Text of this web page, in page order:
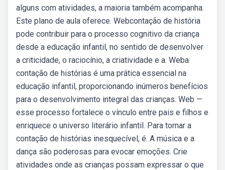
alguns com atividades, a maioria também acompanha.
Este plano de aula oferece. Webcontação de história
pode contribuir para o processo cognitivo da criança
desde a educação infantil, no sentido de desenvolver
a criticidade, o raciocínio, a criatividade e a. Weba
contação de histórias é uma prática essencial na
educação infantil, proporcionando inúmeros benefícios
para o desenvolvimento integral das crianças. Web —
esse processo fortalece o vínculo entre pais e filhos e
enriquece o universo literário infantil. Para tornar a
contação de histórias inesquecível, é. A música e a
dança são poderosas para evocar emoções. Crie
atividades onde as crianças possam expressar o que